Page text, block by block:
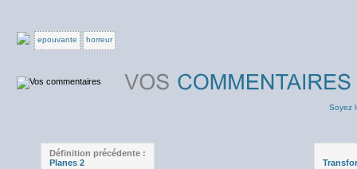
epouvante horreur
Soyez
Définition précédente :
Planes 2